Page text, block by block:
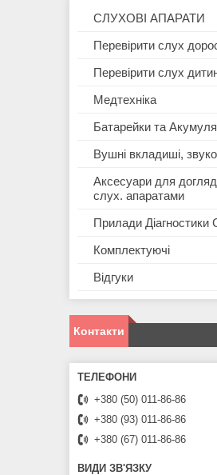
СЛУХОВІ АПАРАТИ
Перевірити слух
Перевірити слух
Медтехніка
Батарейки та
Вушні вкладиші,
Аксесуари для
слух. апаратами
Прилади Діагностики
Комплектуючі
Відгуки
Контакти
+380 (50) 011-86-86
+380 (93) 011-86-86
+380 (67) 011-86-86